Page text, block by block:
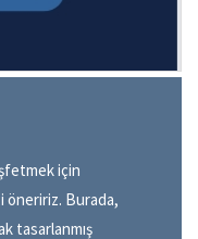
için
öneririz. Burada,
tasarlanmış